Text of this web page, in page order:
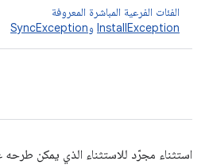
الفئات الفرعية المباشرة المعروفة
InstallException وSyncException
استثناء مجرّد للاستثناء الذي يمكن طرحه